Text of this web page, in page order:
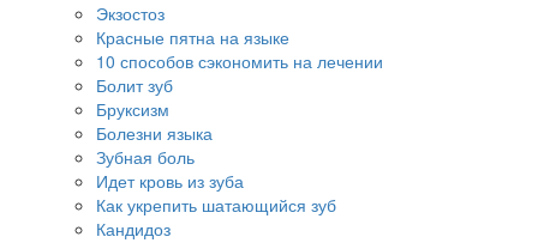
Экзостоз
Красные пятна на языке
10 способов сэкономить на лечении
Болит зуб
Бруксизм
Болезни языка
Зубная боль
Идет кровь из зуба
Как укрепить шатающийся зуб
Кандидоз